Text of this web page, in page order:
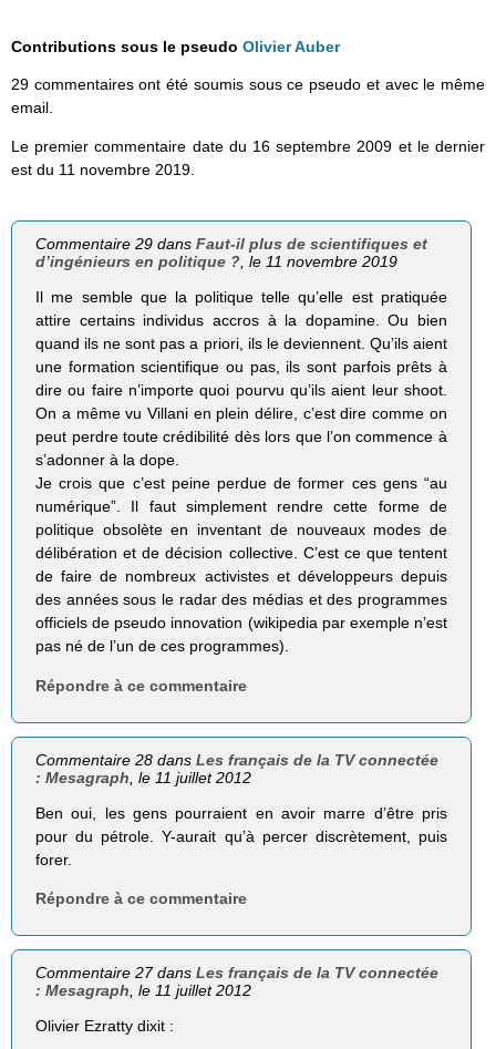
Contributions sous le pseudo Olivier Auber
29 commentaires ont été soumis sous ce pseudo et avec le même
email.
Le premier commentaire date du 16 septembre 2009 et le dernier
est du 11 novembre 2019.
Commentaire 29 dansFaut-il plus de scientifiques et
d’ingénieurs en politique ?, le 11 novembre 2019
Il me semble que la politique telle qu’elle est pratiquée
attire certains individus accros à la dopamine. Ou bien
quand ils ne sont pas a priori, ils le deviennent. Qu’ils aient
une formation scientifique ou pas, ils sont parfois prêts à
dire ou faire n’importe quoi pourvu qu’ils aient leur shoot.
On a même vu Villani en plein délire, c’est dire comme on
peut perdre toute crédibilité dès lors que l’on commence à
s’adonner à la dope.
Je crois que c’est peine perdue de former ces gens “au
numérique”. Il faut simplement rendre cette forme de
politique obsolète en inventant de nouveaux modes de
délibération et de décision collective. C’est ce que tentent
de faire de nombreux activistes et développeurs depuis
des années sous le radar des médias et des programmes
officiels de pseudo innovation (wikipedia par exemple n’est
pas né de l’un de ces programmes).
Répondre à ce commentaire
Commentaire 28 dansLes français de la TV connectée
: Mesagraph , le 11 juillet 2012
Ben oui, les gens pourraient en avoir marre d’être pris
pour du pétrole. Y-aurait qu’à percer discrètement, puis
forer.
Répondre à ce commentaire
Commentaire 27 dansLes français de la TV connectée
: Mesagraph , le 11 juillet 2012
Olivier Ezratty dixit :